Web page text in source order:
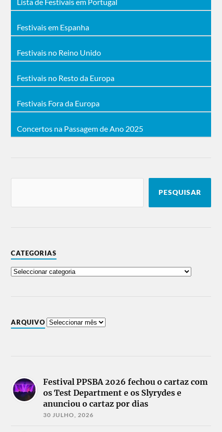
Festivais em Espanha
Festivais no Reino Unido
Festivais no Resto da Europa
Festivais Fora da Europa
Concertos na Passagem de Ano 2025
PESQUISAR
CATEGORIAS
ARQUIVO
Festival PPSBA 2026 fechou o cartaz com
os Test Department e os Slyrydes e
anunciou o cartaz por dias
30 JULHO, 2026